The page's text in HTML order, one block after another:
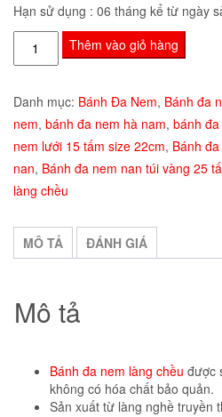
Hạn sử dụng : 06 tháng kể từ ngày
Bánh
Đa
Lưới
15
Tấm
Size
22cm
lượng
Thêm vào giỏ hàng
Danh mục: Bánh Đa Nem, Bánh đa
nem, bánh đa nem hà nam, bánh
nem lưới 15 tấm size 22cm, Bánh
nan, Bánh đa nem nan túi vàng 25
làng chều
MÔ TẢ ĐÁNH GIÁ
Mô tả
Bánh đa nem làng chều được
không có hóa chất bảo quản.
Sản xuất từ làng nghề truyền